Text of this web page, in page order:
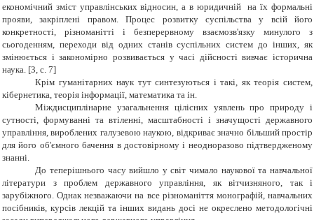
економічний зміст управлінських відносин, а в юридичній на їх формальні
прояви, закріплені правом. Процес розвитку суспільства у всій його
конкретності, різноманітті і безперервному взаємозв'язку минулого з
сьогоденням, переходи від одних станів суспільних систем до інших, як
змінюється і закономірно розвивається у часі дійсності вивчає історична
наука. [3, c. 7]
Крім гуманітарних наук тут синтезуються і такі, як теорія систем,
кібернетика, теорія інформації, математика та ін.
Міждисциплінарне узагальнення цілісних уявлень про природу і
сутності, формуванні та втіленні, масштабності і значущості державного
управління, вироблених галузевою наукою, відкриває значно більший простір
для його об'ємного бачення в достовірному і неодноразово підтвердженому
знанні.
До теперішнього часу вийшло у світ чимало наукової та навчальної
літератури з проблем державного управління, як вітчизняного, так і
зарубіжного. Однак незважаючи на все різноманіття монографій, навчальних
посібників, курсів лекцій та інших видань досі не окреслено методологічні